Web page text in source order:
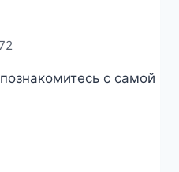
с самой